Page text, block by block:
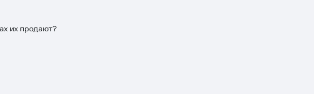
их продают?